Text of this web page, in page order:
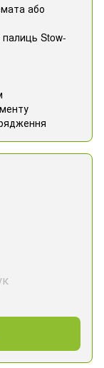
або
палиць Stow-